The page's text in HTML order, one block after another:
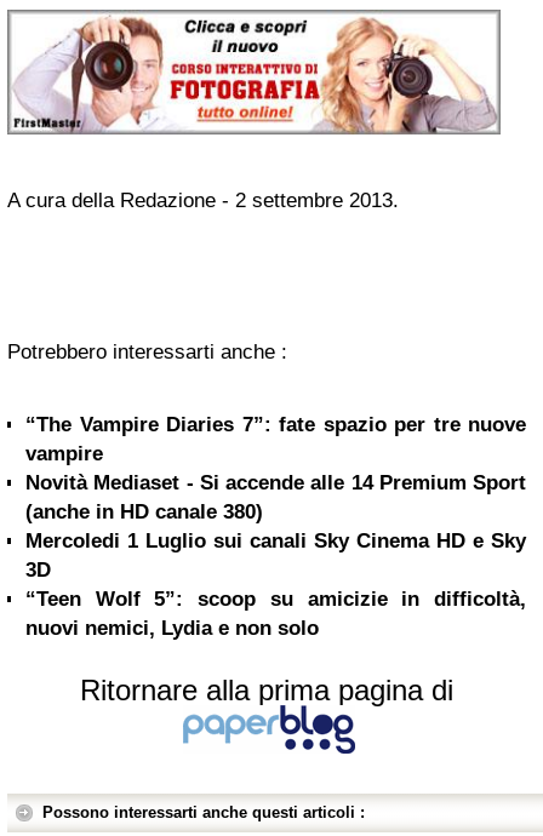
A cura della Redazione - 2 settembre 2013.
Potrebbero interessarti anche :
“The Vampire Diaries 7”: fate spazio per tre nuove
vampire
Novità Mediaset - Si accende alle 14 Premium Sport
(anche in HD canale 380)
Mercoledi 1 Luglio sui canali Sky Cinema HD e Sky
3D
“Teen Wolf 5”: scoop su amicizie in difficoltà,
nuovi nemici, Lydia e non solo
Ritornare alla prima pagina di
Possono interessarti anche questi articoli :